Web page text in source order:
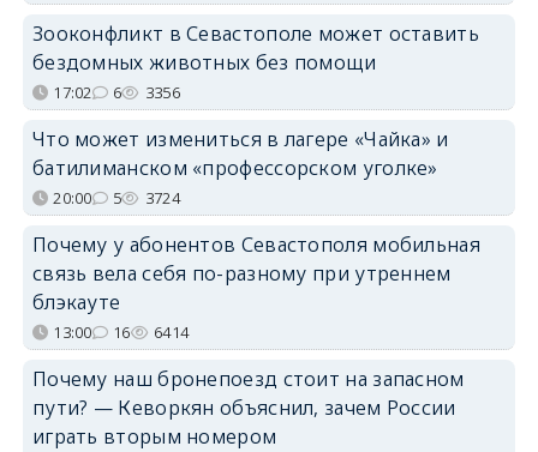
Зооконфликт в Севастополе может оставить
бездомных животных без помощи
17:02 6 3356
Что может измениться в лагере «Чайка» и
батилиманском «профессорском уголке»
20:00 5 3724
Почему у абонентов Севастополя мобильная
связь вела себя по-разному при утреннем
блэкауте
13:00 16 6414
Почему наш бронепоезд стоит на запасном
пути? — Кеворкян объяснил, зачем России
играть вторым номером